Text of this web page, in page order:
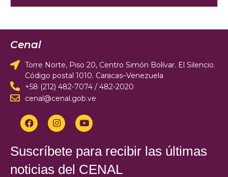
Cenal
Torre Norte, Piso 20, Centro Simón Bolívar. El Silencio.
Código postal 1010. Caracas–Venezuela
+58 (212) 482-7074 / 482-2020
cenal@cenal.gob.ve
Suscríbete para recibir las últimas
noticias del CENAL